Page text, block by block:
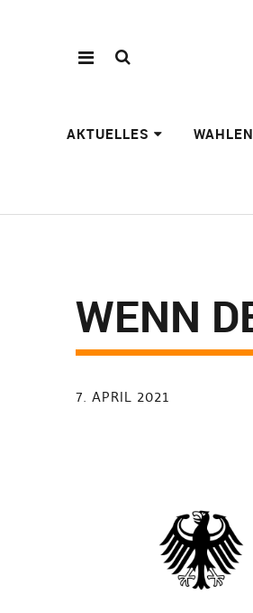
AKTUELLES WAHLEN
WENN
7. APRIL 2021